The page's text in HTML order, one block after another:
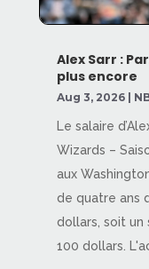
Alex Sarr :
plus encore
Aug 3, 2026|
Le salaire
Wizards –
aux
de quatre ans
dollars, soit un
100 dollars.